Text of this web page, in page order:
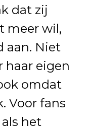
dat zij
meer wil,
aan. Niet
haar eigen
omdat
Voor fans
het